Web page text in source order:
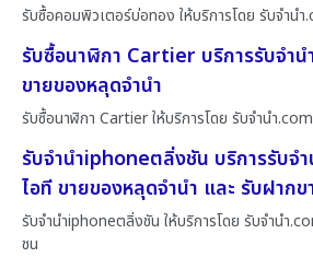
รับซื้อคอมพิวเตอร์บ่อทอง ให้บริการโดย รับจํานํ
รับซื้อนาฬิกา Cartier บริการรับจำ
ขายของหลุดจำนำ
รับซื้อนาฬิกา Cartier ให้บริการโดย รับจํานํา
รับจำนำiphoneตลิ่งชัน บริการรับจ
ไอที ขายของหลุดจำนำ และ รับฝาก
รับจำนำiphoneตลิ่งชัน ให้บริการโดย รับจํานํา
ชน